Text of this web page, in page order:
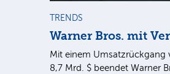
TRENDS
Warner Bros. mit
Mit einem Umsatzrückgang
8,7 Mrd. $ beendet Warner